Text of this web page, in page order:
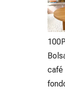
café